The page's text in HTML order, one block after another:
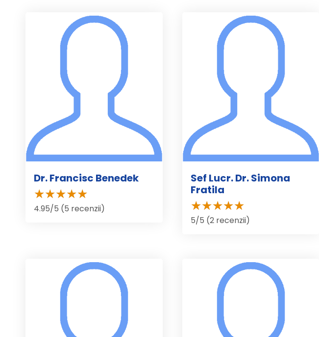
Dr. Francisc Benedek
4.95/5 (5 recenzii)
Sef Lucr. Dr. Simona
Fratila
5/5 (2 recenzii)